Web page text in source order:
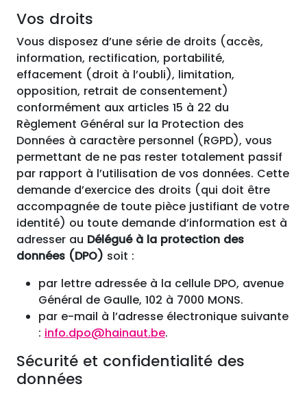
Vos droits
Vous disposez d’une série de droits (accès,
information, rectification, portabilité,
effacement (droit à l’oubli), limitation,
opposition, retrait de consentement)
conformément aux articles 15 à 22 du
Règlement Général sur la Protection des
Données à caractère personnel (RGPD), vous
permettant de ne pas rester totalement passif
par rapport à l’utilisation de vos données. Cette
demande d’exercice des droits (qui doit être
accompagnée de toute pièce justifiant de votre
identité) ou toute demande d’information est à
adresser au Délégué à la protection des
données (DPO) soit :
par lettre adressée à la cellule DPO, avenue
Général de Gaulle, 102 à 7000 MONS.
par e-mail à l’adresse électronique suivante
: info.dpo@hainaut.be.
Sécurité et confidentialité des
données